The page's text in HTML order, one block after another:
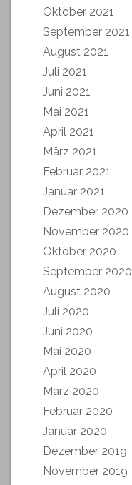
Oktober 2021
September 2021
August 2021
Juli 2021
Juni 2021
Mai 2021
April 2021
März 2021
Februar 2021
Januar 2021
Dezember 2020
November 2020
Oktober 2020
September 2020
August 2020
Juli 2020
Juni 2020
Mai 2020
April 2020
März 2020
Februar 2020
Januar 2020
Dezember 2019
November 2019